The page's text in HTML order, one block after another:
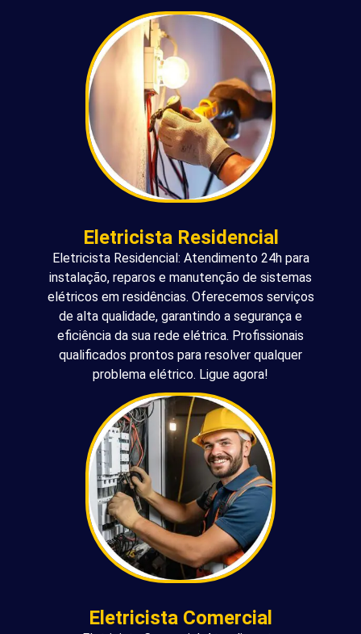
Eletricista Residencial
Eletricista Residencial: Atendimento 24h para
instalação, reparos e manutenção de sistemas
elétricos em residências. Oferecemos serviços
de alta qualidade, garantindo a segurança e
eficiência da sua rede elétrica. Profissionais
qualificados prontos para resolver qualquer
problema elétrico. Ligue agora!
Eletricista Comercial